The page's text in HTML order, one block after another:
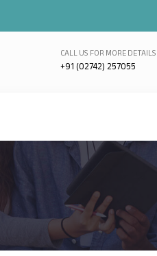
CALL US FOR MORE DETAILS
+91 (02742) 257055